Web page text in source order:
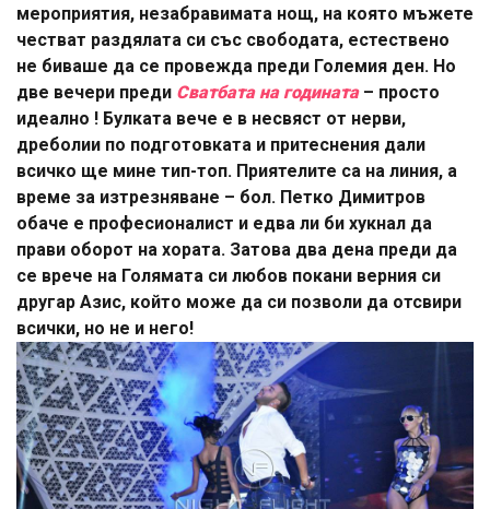
мероприятия, незабравимата нощ, на която мъжете
честват раздялата си със свободата, естествено
не биваше да се провежда преди Големия ден. Но
две вечери преди Сватбата на годината – просто
идеално ! Булката вече е в несвяст от нерви,
дреболии по подготовката и притеснения дали
всичко ще мине тип-топ. Приятелите са на линия, а
време за изтрезняване – бол. Петко Димитров
обаче е професионалист и едва ли би хукнал да
прави оборот на хората. Затова два дена преди да
се врече на Голямата си любов покани верния си
другар Азис, който може да си позволи да отсвири
всички, но не и него!